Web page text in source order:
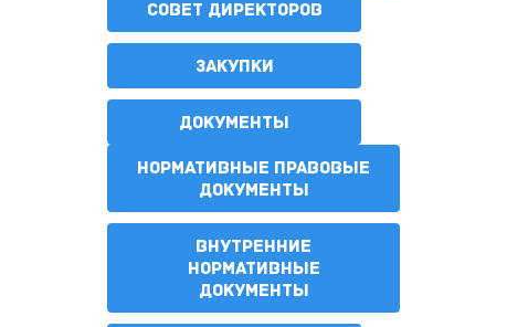
СОВЕТ ДИРЕКТОРОВ
ЗАКУПКИ
ДОКУМЕНТЫ
НОРМАТИВНЫЕ ПРАВОВЫЕ
ДОКУМЕНТЫ
ВНУТРЕННИЕ
НОРМАТИВНЫЕ
ДОКУМЕНТЫ